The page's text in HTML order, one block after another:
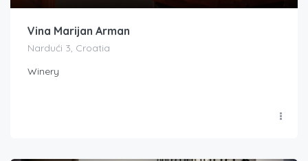
Vina Marijan Arman
Nardući 3, Croatia
Winery